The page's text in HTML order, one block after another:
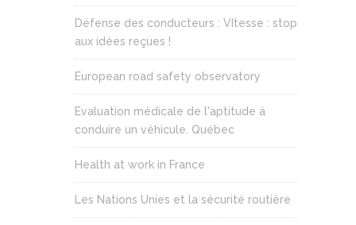
Défense des conducteurs : VItesse : stop
aux idées reçues !
European road safety observatory
Evaluation médicale de l'aptitude à
conduire un véhicule. Québec
Health at work in France
Les Nations Unies et la sécurité routière